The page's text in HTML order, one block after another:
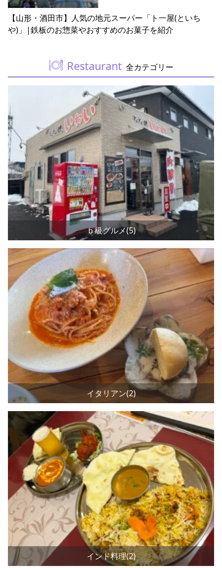
【山形・酒田市】人気の地元スーパー「ト一屋(といち
や)」|鉄板のお惣菜やおすすめのお菓子を紹介
Restaurant 全カテゴリー
ｂ級グルメ(5)
イタリアン(2)
インド料理(2)